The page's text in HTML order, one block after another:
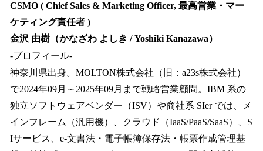
CSMO ( Chief Sales & Marketing Officer, 最高営業・マー
ケティング責任者 )
金沢 由樹（かなざわ よしき / Yoshiki Kanazawa）
-プロフィール-
神奈川県出身。MOLTON株式会社（旧：a23s株式会社）
で2024年09月～2025年09月まで戦略営業顧問。IBM 系の
独立ソフトウェアベンダー（ISV）や商社系 SIer では、メ
インフレーム（汎用機）、クラウド（IaaS/PaaS/SaaS）、S
Iサービス、e-文書法・電子帳簿保存法・帳票作成管理基